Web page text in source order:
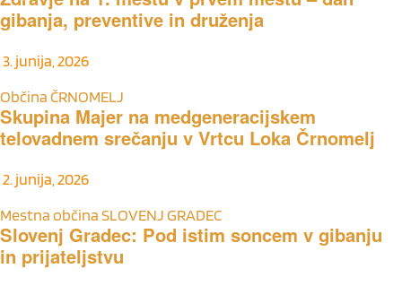
gibanja, preventive in druženja
3. junija, 2026
Občina ČRNOMELJ
Skupina Majer na medgeneracijskem
telovadnem srečanju v Vrtcu Loka Črnomelj
2. junija, 2026
Mestna občina SLOVENJ GRADEC
Slovenj Gradec: Pod istim soncem v gibanju
in prijateljstvu